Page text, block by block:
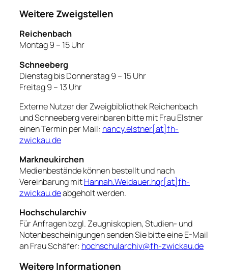
Weitere Zweigstellen
Reichenbach
Montag 9 – 15 Uhr
Schneeberg
Dienstag bis Donnerstag 9 – 15 Uhr
Freitag 9 – 13 Uhr
Externe Nutzer der Zweigbibliothek Reichenbach
und Schneeberg vereinbaren bitte mit Frau Elstner
einen Termin per Mail: nancy.elstner[at]fh-
zwickau.de
Markneukirchen
Medienbestände können bestellt und nach
Vereinbarung mitHannah.Weidauer.hqr[at]fh-
zwickau.deabgeholt werden.
Hochschularchiv
Für Anfragen bzgl. Zeugniskopien, Studien- und
Notenbescheinigungen senden Sie bitte eine E-Mail
an Frau Schäfer: hochschularchiv@fh-zwickau.de
Weitere Informationen